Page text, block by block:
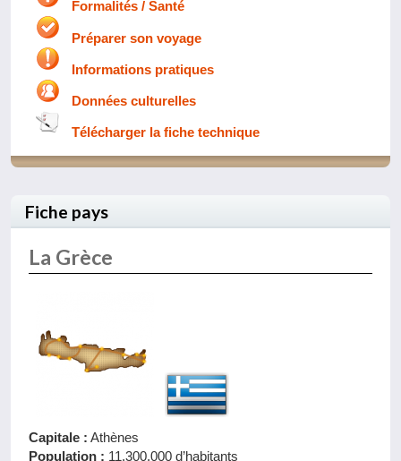
Formalités / Santé
Préparer son voyage
Informations pratiques
Données culturelles
Télécharger la fiche technique
Fiche pays
La Grèce
Capitale : Athènes
Population : 11.300.000 d’habitants